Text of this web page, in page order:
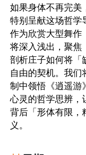
如果身体不再完美
特别呈献这场哲学
作为欣赏大型舞作
将深入浅出，聚焦
剖析庄子如何将「
自由的契机。我们
制中领悟《逍遥游
心灵的哲学思辨，
背后「形体有限，
义。